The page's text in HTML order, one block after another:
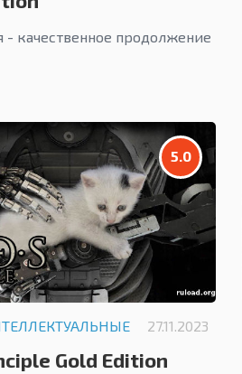
качественное продолжение
5.0
27.11.2023
Gold Edition